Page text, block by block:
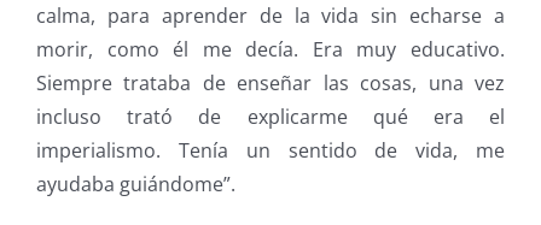
calma, para aprender de la vida sin echarse a
morir, como él me decía. Era muy educativo.
Siempre trataba de enseñar las cosas, una vez
incluso trató de explicarme qué era el
imperialismo. Tenía un sentido de vida, me
ayudaba guiándome”.